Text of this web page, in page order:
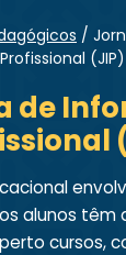
Profissional (JIP)
de
alunos têm
cursos,